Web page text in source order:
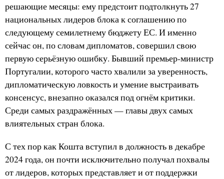
решающие месяцы: ему предстоит подтолкнуть 27
национальных лидеров блока к соглашению по
следующему семилетнему бюджету ЕС. И именно
сейчас он, по словам дипломатов, совершил свою
первую серьёзную ошибку. Бывший премьер-министр
Португалии, которого часто хвалили за уверенность,
дипломатическую ловкость и умение выстраивать
консенсус, внезапно оказался под огнём критики.
Среди самых раздражённых — главы двух самых
влиятельных стран блока.
С тех пор как Кошта вступил в должность в декабре
2024 года, он почти исключительно получал похвалы
от лидеров, которых представляет и от поддержки